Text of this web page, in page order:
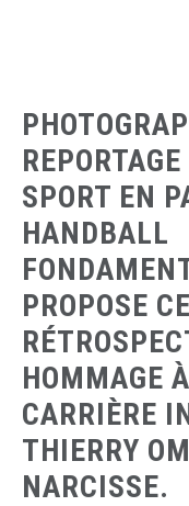
SPORT EN
HANDBALL
PROPOSE
HOMMAGE
CARRIÈRE
THIERRY
NARCISSE.